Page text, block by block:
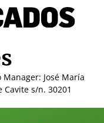
José María
Cavite s/n. 30201